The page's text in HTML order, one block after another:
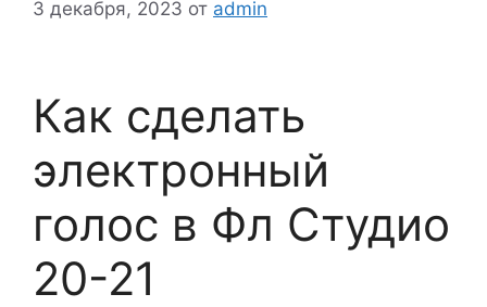
3 декабря, 2023 от admin
Как сделать
электронный
голос в Фл Студио
20-21